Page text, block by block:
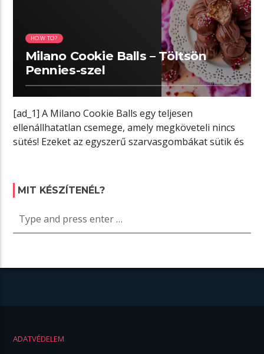
HOW TO?
Milano Cookie Balls – Töltsön
Pennies-szel
[ad_1] A Milano Cookie Balls egy teljesen
ellenállhatatlan csemege, amely megköveteli nincs
sütés! Ezeket az egyszerű szarvasgombákat sütik és
MIT KÉSZÍTENÉL?
ADATVÉDELEM